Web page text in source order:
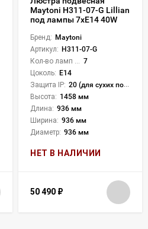
Maytoni H311-07-G Lillian
под лампы 7xE14 40W
Бренд: Maytoni
Артикул: H311-07-G
7
Цоколь: E14
Защита IP: 20 (для сухих пом.)
Высота: 1458 мм
Длина: 936 мм
Ширина: 936 мм
Диаметр: 936 мм
НЕТ В НАЛИЧИИ
50 490 ₽